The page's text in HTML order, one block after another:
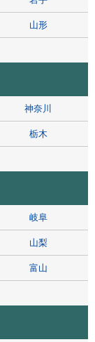
山形
神奈川
栃木
岐阜
山梨
富山